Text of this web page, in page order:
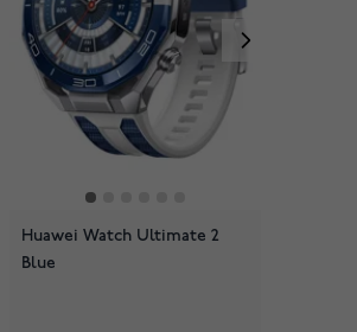
Huawei Watch Ultimate 2
Blue